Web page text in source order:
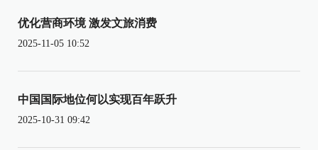
优化营商环境 激发文旅消费
2025-11-05 10:52
中国国际地位何以实现百年跃升
2025-10-31 09:42